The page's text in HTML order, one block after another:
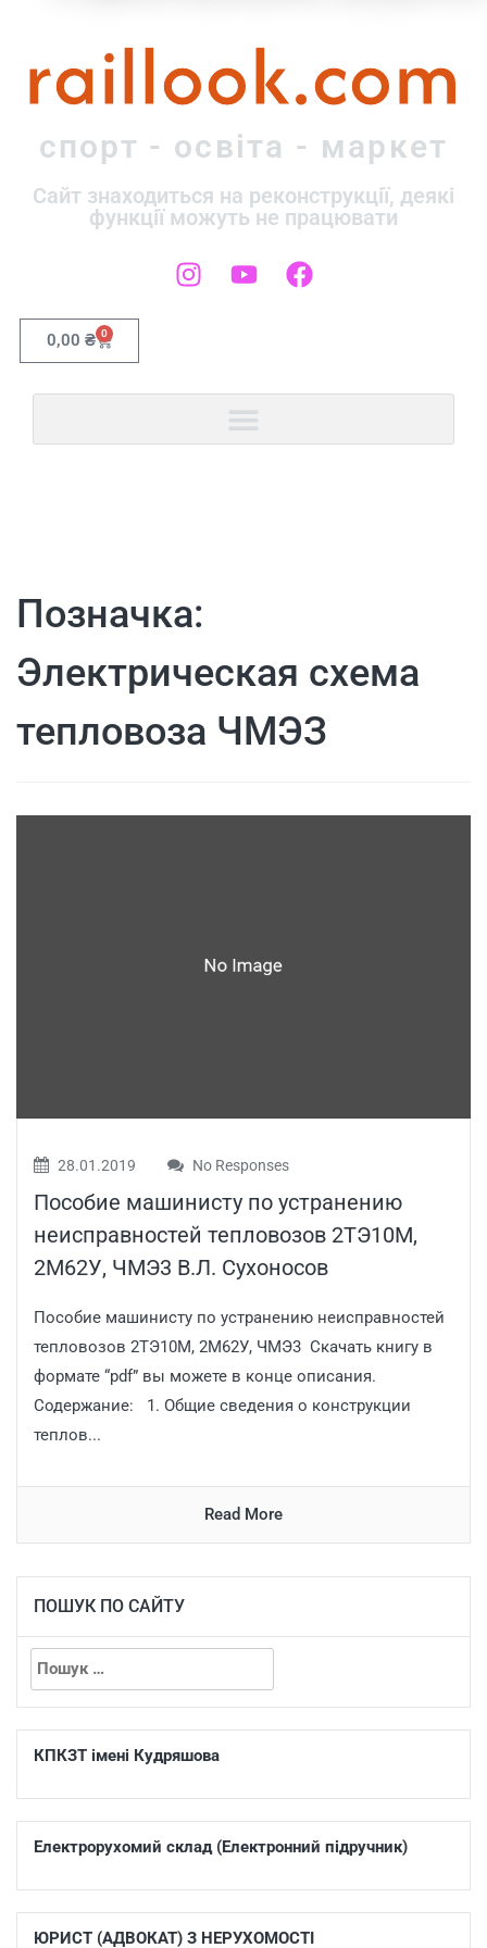
raillook.com
спорт - освіта - маркет
Сайт знаходиться на реконструкції, деякі
функції можуть не працювати
0,00 ₴ 0
Позначка:
Электрическая схема
тепловоза ЧМЭЗ
28.01.2019 No Responses
Пособие машинисту по устранению
неисправностей тепловозов 2ТЭ10М,
2М62У, ЧМЭ3 В.Л. Сухоносов
Пособие машинисту по устранению неисправностей
тепловозов 2ТЭ10М, 2М62У, ЧМЭ3 Скачать книгу в
формате “pdf” вы можете в конце описания.
Содержание: 1. Общие сведения о конструкции
теплов...
Read More
ПОШУК ПО САЙТУ
КПКЗТ імені Кудряшова
Електрорухомий склад (Електронний підручник)
ЮРИСТ (АДВОКАТ) З НЕРУХОМОСТІ